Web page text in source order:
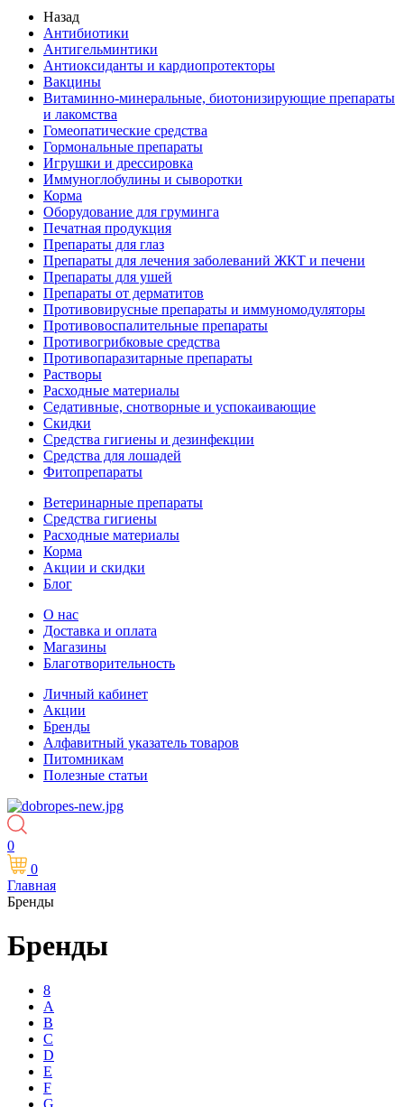
Назад
Антибиотики
Антигельминтики
Антиоксиданты и кардиопротекторы
Вакцины
Витаминно-минеральные, биотонизирующие препараты
и лакомства
Гомеопатические средства
Гормональные препараты
Игрушки и дрессировка
Иммуноглобулины и сыворотки
Корма
Оборудование для груминга
Печатная продукция
Препараты для глаз
Препараты для лечения заболеваний ЖКТ и печени
Препараты для ушей
Препараты от дерматитов
Противовирусные препараты и иммуномодуляторы
Противовоспалительные препараты
Противогрибковые средства
Противопаразитарные препараты
Растворы
Расходные материалы
Седативные, снотворные и успокаивающие
Скидки
Средства гигиены и дезинфекции
Средства для лошадей
Фитопрепараты
Ветeринарные препараты
Средства гигиены
Расходные материалы
Корма
Акции и скидки
Блог
О нас
Доставка и оплата
Магазины
Благотворительность
Личный кабинет
Акции
Бренды
Алфавитный указатель товаров
Питомникам
Полезные статьи
0
0
Главная
Бренды
Бренды
8
A
B
C
D
E
F
G